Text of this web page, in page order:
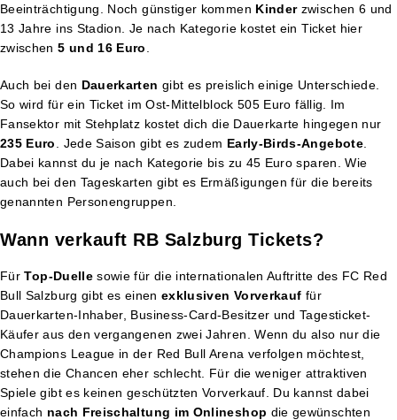
Beeinträchtigung. Noch günstiger kommen Kinderzwischen 6 und
13 Jahre ins Stadion. Je nach Kategorie kostet ein Ticket hier
zwischen5 und 16 Euro
Auch bei den Dauerkarten gibt es preislich einige Unterschiede.
So wird für ein Ticket im Ost-Mittelblock 505 Euro fällig. Im
Fansektor mit Stehplatz kostet dich die Dauerkarte hingegen nur
235 Euro
. Jede Saison gibt es zudem Early-Birds-Angebote.
Dabei kannst du je nach Kategorie bis zu 45 Euro sparen. Wie
auch bei den Tageskarten gibt es Ermäßigungen für die bereits
genannten Personengruppen.
Wann verkauft RB Salzburg Tickets?
FürTop-Duelle sowie für die internationalen Auftritte des FC Red
Bull Salzburg gibt es einen exklusiven Vorverkauf für
Dauerkarten-Inhaber, Business-Card-Besitzer und Tagesticket-
Käufer aus den vergangenen zwei Jahren. Wenn du also nur die
Champions League in der Red Bull Arena verfolgen möchtest,
stehen die Chancen eher schlecht. Für die weniger attraktiven
Spiele gibt es keinen geschützten Vorverkauf. Du kannst dabei
einfach nach Freischaltung im Onlineshop die gewünschten